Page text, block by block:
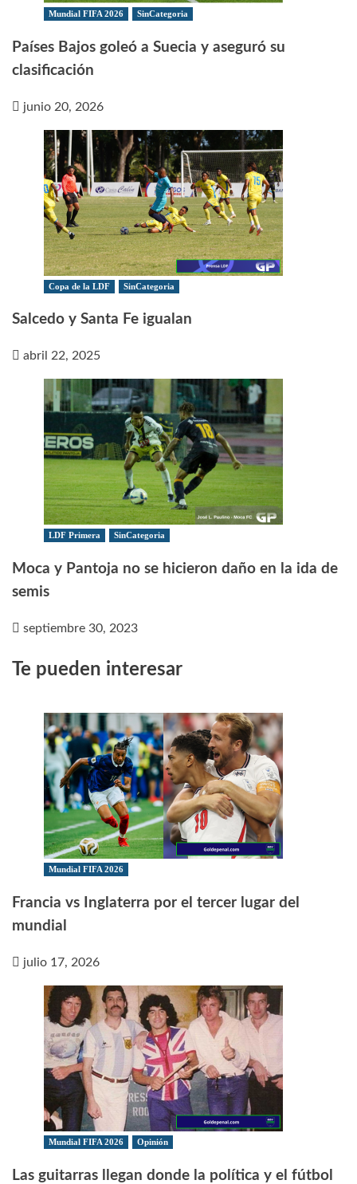
Mundial FIFA 2026 SinCategoria
Países Bajos goleó a Suecia y aseguró su
clasificación
junio 20, 2026
Copa de la LDF SinCategoria
Salcedo y Santa Fe igualan
abril 22, 2025
LDF Primera SinCategoria
Moca y Pantoja no se hicieron daño en la ida de
semis
septiembre 30, 2023
Te pueden interesar
Mundial FIFA 2026
Francia vs Inglaterra por el tercer lugar del
mundial
julio 17, 2026
Mundial FIFA 2026 Opinión
Las guitarras llegan donde la política y el fútbol